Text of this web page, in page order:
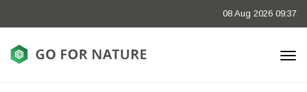
08 Aug 2026 09:37